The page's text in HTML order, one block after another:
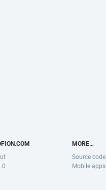
MORE…
Source code
Mobile apps